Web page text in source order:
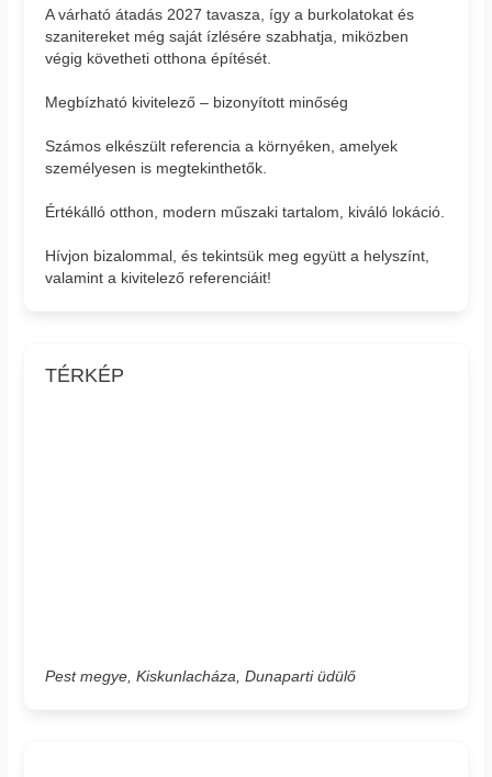
A várható átadás 2027 tavasza, így a burkolatokat és
szanitereket még saját ízlésére szabhatja, miközben
végig követheti otthona építését.
Megbízható kivitelező – bizonyított minőség
Számos elkészült referencia a környéken, amelyek
személyesen is megtekinthetők.
Értékálló otthon, modern műszaki tartalom, kiváló lokáció.
Hívjon bizalommal, és tekintsük meg együtt a helyszínt,
valamint a kivitelező referenciáit!
TÉRKÉP
Pest megye, Kiskunlacháza, Dunaparti üdülő